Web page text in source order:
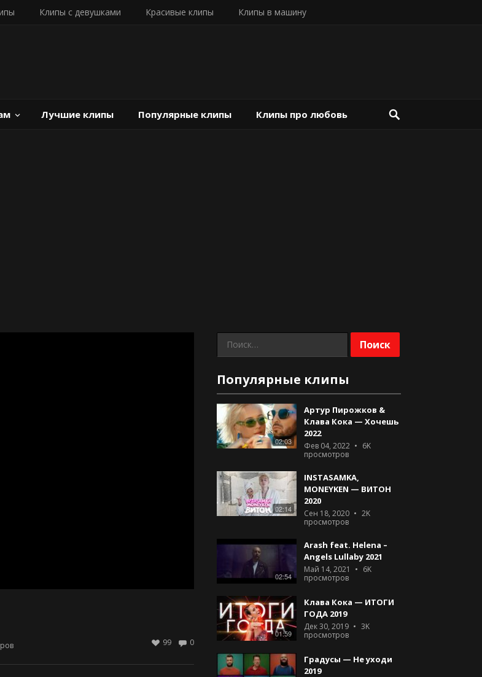
Клипы с девушками Красивые клипы Клипы в машину
Лучшие клипы Популярные клипы Клипы про любовь
0
99
Найти:
Популярные клипы
02:03
Артур Пирожков &
Клава Кока — Хочешь
2022
Фев 04, 2022
6K
просмотров
02:14
INSTASAMKA,
MONEYKEN — ВИТОН
2020
Сен 18, 2020
2K
просмотров
02:54
Arash feat. Helena –
Angels Lullaby 2021
Май 14, 2021
6K
просмотров
01:59
Клава Кока — ИТОГИ
ГОДА 2019
Дек 30, 2019
3K
просмотров
Градусы — Не уходи
2019